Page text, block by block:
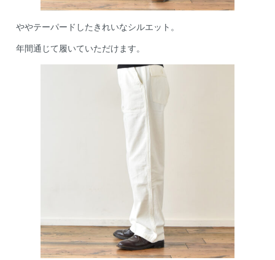
ややテーパードしたきれいなシルエット。
年間通じて履いていただけます。